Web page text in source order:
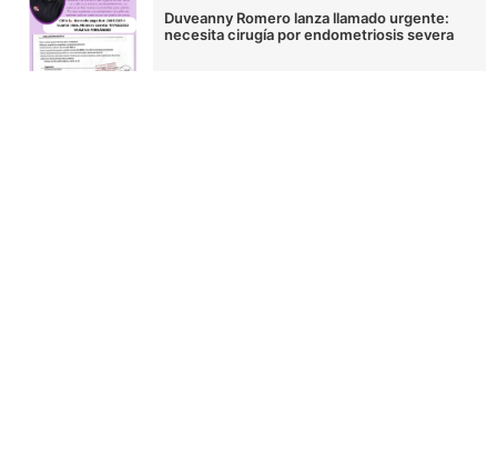
Duveanny Romero lanza llamado urgente:
necesita cirugía por endometriosis severa